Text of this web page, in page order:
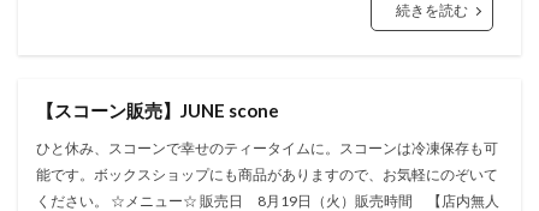
続きを読む
【スコーン販売】JUNE scone
ひと休み、スコーンで幸せのティータイムに。スコーンは冷凍保存も可
能です。ボックスショップにも商品がありますので、お気軽にのぞいて
ください。 ☆メニュー☆ 販売日 8月19日（火）販売時間 【店内無人